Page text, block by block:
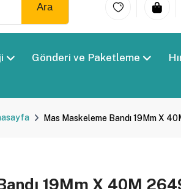
Ara
Gönderi ve Paketleme
Mas Maskeleme Bandı 19Mm X
19Mm X 40M